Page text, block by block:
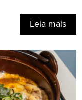
Leia mais